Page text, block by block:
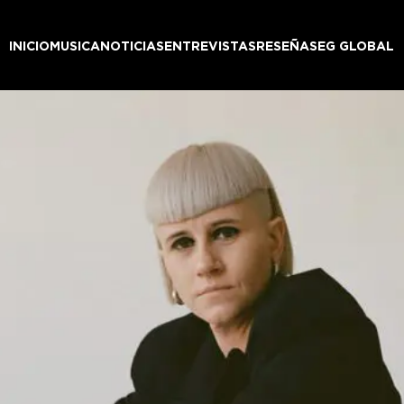
INICIOMUSICANOTICIASENTREVISTASRESEÑASEG GLOBAL